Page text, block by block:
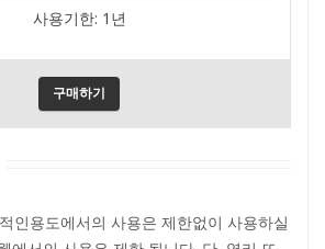
사용기한: 1년
구매하기
인용도에서의 사용은 제한없이 사용하실